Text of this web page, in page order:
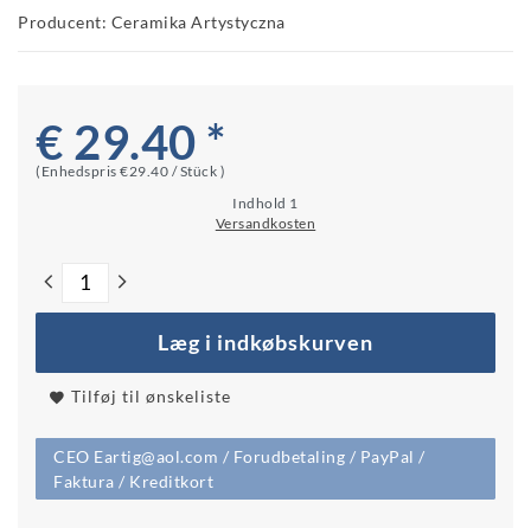
Producent: Ceramika Artystyczna
€ 29.40 *
(Enhedspris €29.40 / Stück )
Indhold 1
Versandkosten
Læg i indkøbskurven
Tilføj til ønskeliste
CEO Eartig@aol.com / Forudbetaling / PayPal /
Faktura / Kreditkort